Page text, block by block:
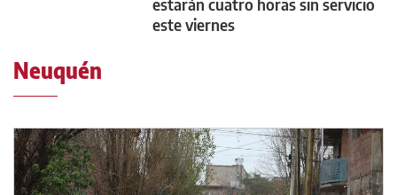
estarán cuatro horas sin servicio
este viernes
Neuquén